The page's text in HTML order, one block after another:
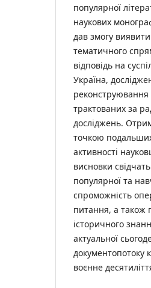
популярної
наукових
дав змогу виявити
тематичного
відповідь на
Україна,
трактованих за
досліджень.
точкою
активності
висновки
популярної та
спроможність
питання, а також
історичного
актуальної
документопотоку
воєнне